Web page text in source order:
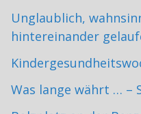
Unglaublich,
hintereinander
Was lange währt … –